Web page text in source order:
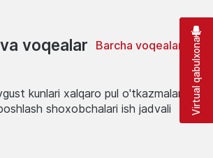
voqealar Barcha voqealar
kunlari xalqaro pul o'tkazmalari
shoxobchalari ish jadvali
Virtual qabulxona